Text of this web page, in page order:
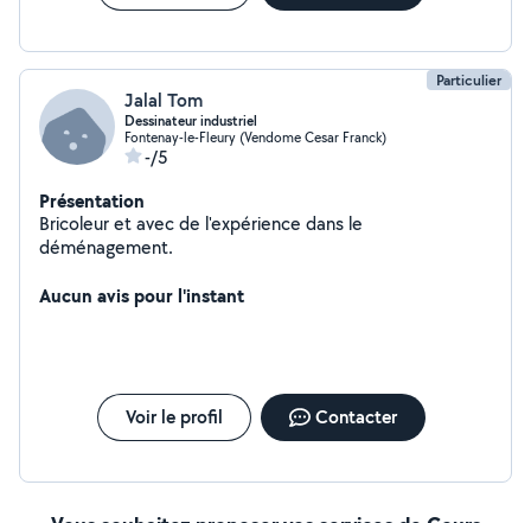
Particulier
Jalal Tom
Dessinateur industriel
Fontenay-le-Fleury (Vendome Cesar Franck)
-/5
Présentation
Bricoleur et avec de l'expérience dans le
déménagement.
Aucun avis pour l'instant
Voir le profil Contacter